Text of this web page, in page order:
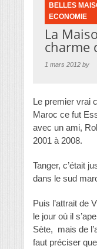
BELLES
ECONOMIE
La
charme
1 mars 2012 by
Le premier vrai
Maroc ce fut
avec un ami,
2001 à 2008.
Tanger, c’était
dans le sud
Puis l’attrait de
le jour où il
Sète, mais de
faut préciser